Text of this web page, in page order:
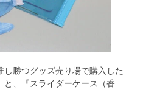
勝つグッズ売り場で購入した
と、『スライダーケース（香